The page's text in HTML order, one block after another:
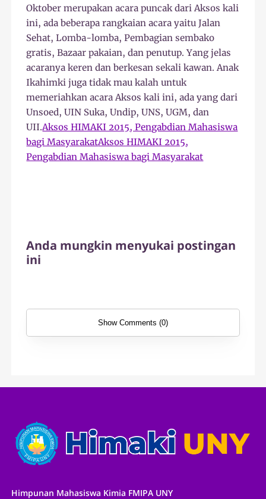
Oktober merupakan acara puncak dari Aksos kali
ini, ada beberapa rangkaian acara yaitu Jalan
Sehat, Lomba-lomba, Pembagian sembako
gratis, Bazaar pakaian, dan penutup. Yang jelas
acaranya keren dan berkesan sekali kawan. Anak
Ikahimki juga tidak mau kalah untuk
memeriahkan acara Aksos kali ini, ada yang dari
Unsoed, UIN Suka, Undip, UNS, UGM, dan
UII.Aksos HIMAKI 2015, Pengabdian Mahasiswa
bagi MasyarakatAksos HIMAKI 2015,
Pengabdian Mahasiswa bagi Masyarakat
Anda mungkin menyukai postingan
ini
Show Comments (0)
Himpunan Mahasiswa Kimia FMIPA UNY